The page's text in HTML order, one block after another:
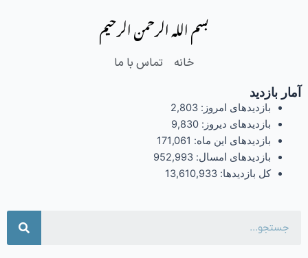
بسم الله الرحمن الرحیم
خانه تماس با ما
آمار بازدید
بازدیدهای امروز: 2,803
بازدیدهای دیروز: 9,830
بازدیدهای این ماه: 171,061
بازدیدهای امسال: 952,993
کل بازدیدها: 13,610,933